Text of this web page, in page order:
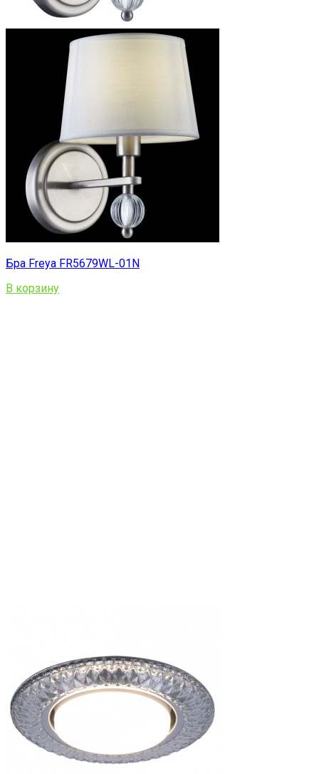
Бра Freya FR5679WL-01N
В корзину